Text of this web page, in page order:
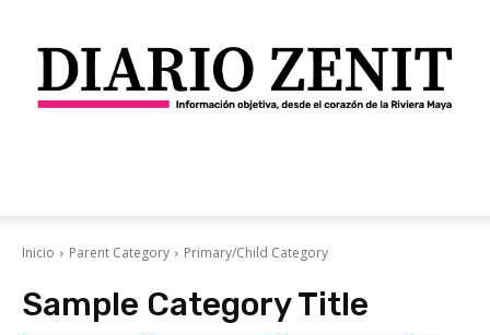
Zenit
Inicio Parent Category Primary/Child Category
Sample Category Title